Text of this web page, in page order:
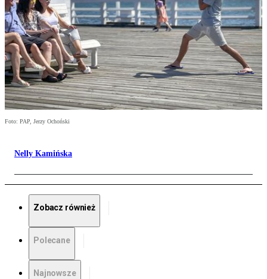
Foto: PAP, Jerzy Ochoński
Nelly Kamińska
Zobacz również
Polecane
Najnowsze